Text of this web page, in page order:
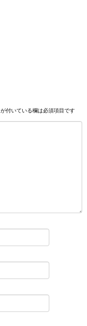
が付いている欄は必須項目です